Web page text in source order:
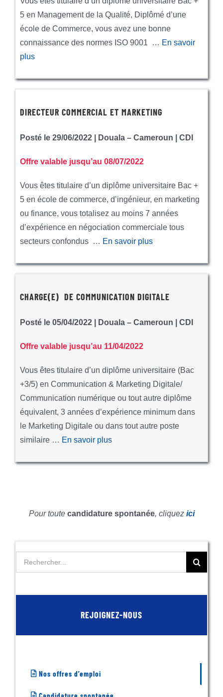
5 en Management de la Qualité, Diplômé d’une
école de Commerce, vous avez une bonne
connaissance des normes ISO 9001 … En savoir
plus
DIRECTEUR COMMERCIAL ET MARKETING
Posté le 29/06/2022 | Douala – Cameroun | CDI
Offre valable jusqu’au 08/07/2022
Vous êtes titulaire d’un diplôme universitaire Bac +
5 en école de commerce, d’ingénieur, en marketing
ou finance, vous totalisez au moins 7 années
d’expérience en négociation commerciale tous
secteurs confondus … En savoir plus
CHARGE(E) DE COMMUNICATION DIGITALE
Posté le 05/04/2022 | Douala – Cameroun | CDI
Offre valable jusqu’au 11/04/2022
Vous êtes titulaire d’un diplôme universitaire (Bac
+3/5) en Communication & Marketing Digitale/
Communication numérique ou tout autre diplôme
équivalent, 3 années d’expérience minimum dans
le Marketing Digitale ou dans tout autre poste
similaire … En savoir plus
Pour toute candidature spontanée, cliquez ici
Rechercher:
REJOIGNEZ-NOUS
Nos offres d’emploi